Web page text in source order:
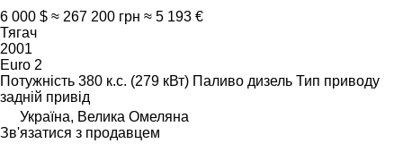
6 000 $ ≈ 267 200 грн ≈ 5 193 €
Тягач
2001
Euro 2
Потужність 380 к.с. (279 кВт) Паливо дизель Тип приводу
задній привід
Україна, Велика Омеляна
Зв'язатися з продавцем